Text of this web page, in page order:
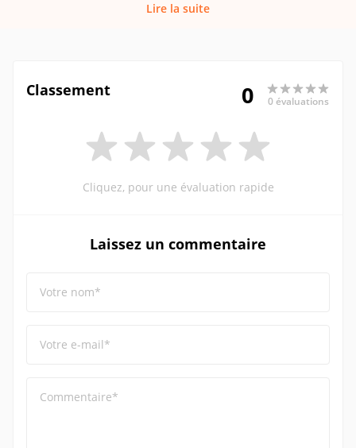
Lire la suite
Classement 0 0 évaluations
Cliquez, pour une évaluation rapide
Laissez un commentaire
Votre nom*
Votre e-mail*
Commentaire*